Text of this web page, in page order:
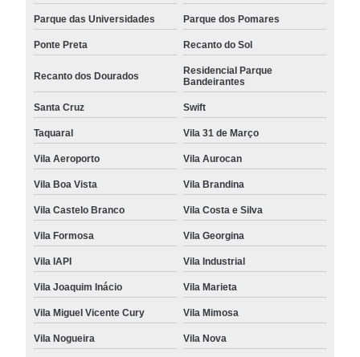
Parque das Universidades Parque dos Pomares
Ponte Preta Recanto do Sol
Recanto dos Dourados
Residencial Parque
Bandeirantes
Santa Cruz Swift
Taquaral Vila 31 de Março
Vila Aeroporto Vila Aurocan
Vila Boa Vista Vila Brandina
Vila Castelo Branco Vila Costa e Silva
Vila Formosa Vila Georgina
Vila IAPI Vila Industrial
Vila Joaquim Inácio Vila Marieta
Vila Miguel Vicente Cury Vila Mimosa
Vila Nogueira Vila Nova